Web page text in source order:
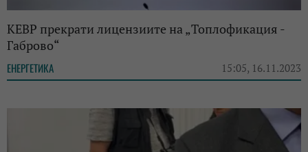
КЕВР прекрати лицензиите на „Топлофикация -
Габрово“
ЕНЕРГЕТИКА 15:05, 16.11.2023